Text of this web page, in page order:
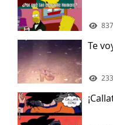
837
Te
233